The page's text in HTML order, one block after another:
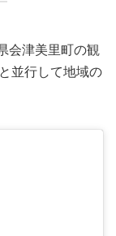
会津美里町の観
並行して地域の